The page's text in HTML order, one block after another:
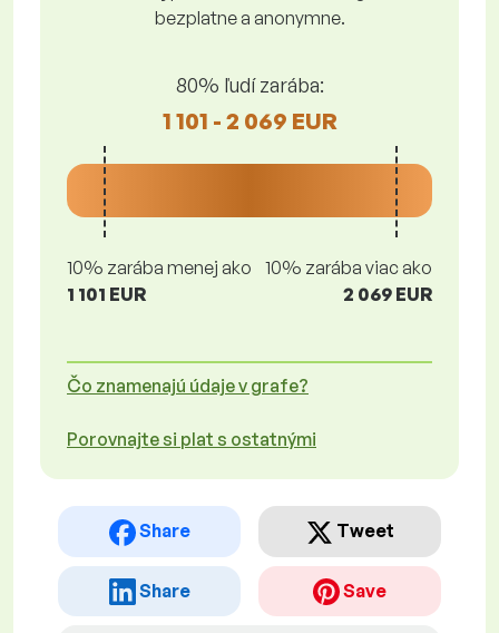
bezplatne a anonymne.
80% ľudí zarába:
1 101 - 2 069 EUR
10% zarába menej ako
1 101 EUR
10% zarába viac ako
2 069 EUR
Čo znamenajú údaje v grafe?
Porovnajte si plat s ostatnými
Share Tweet
Share Save